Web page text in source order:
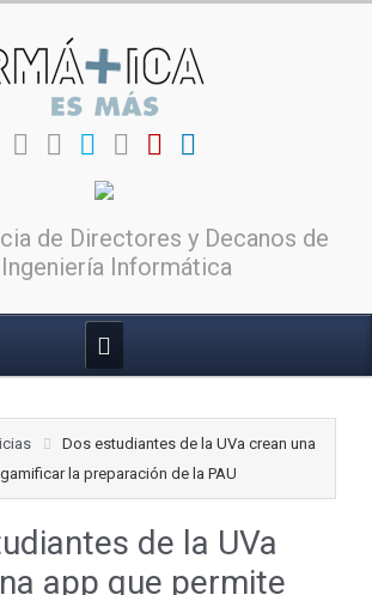
de Directores y Decanos de
Ingeniería Informática
Dos estudiantes de la UVa crean una
la preparación de la PAU
de la UVa
app que permite